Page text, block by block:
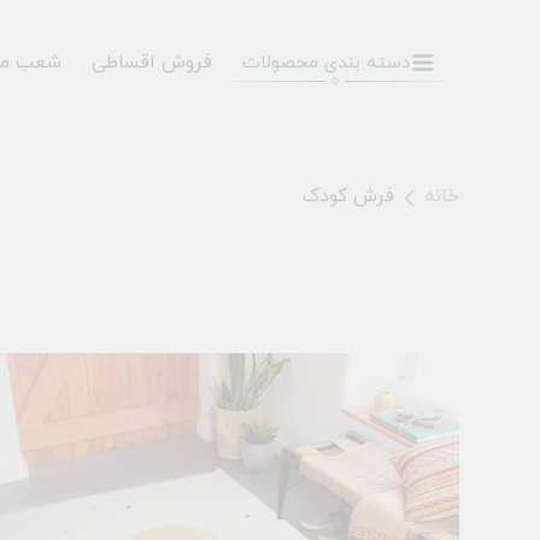
دسته بندی محصولات فروش اقساطی شعب
خانه فرش کودک